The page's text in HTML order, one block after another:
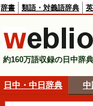
辞書 類語・対義語辞典
約160万語収録の日中辞
日中・中日辞典 中